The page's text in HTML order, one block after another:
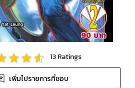
13Ratings
เพิ่มไปรายการที่ชอบ